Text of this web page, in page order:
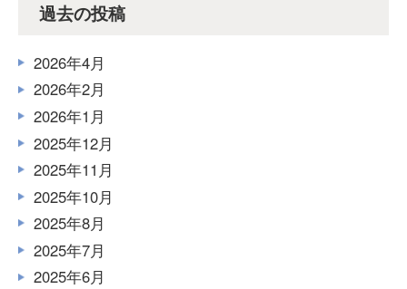
過去の投稿
2026年4月
2026年2月
2026年1月
2025年12月
2025年11月
2025年10月
2025年8月
2025年7月
2025年6月